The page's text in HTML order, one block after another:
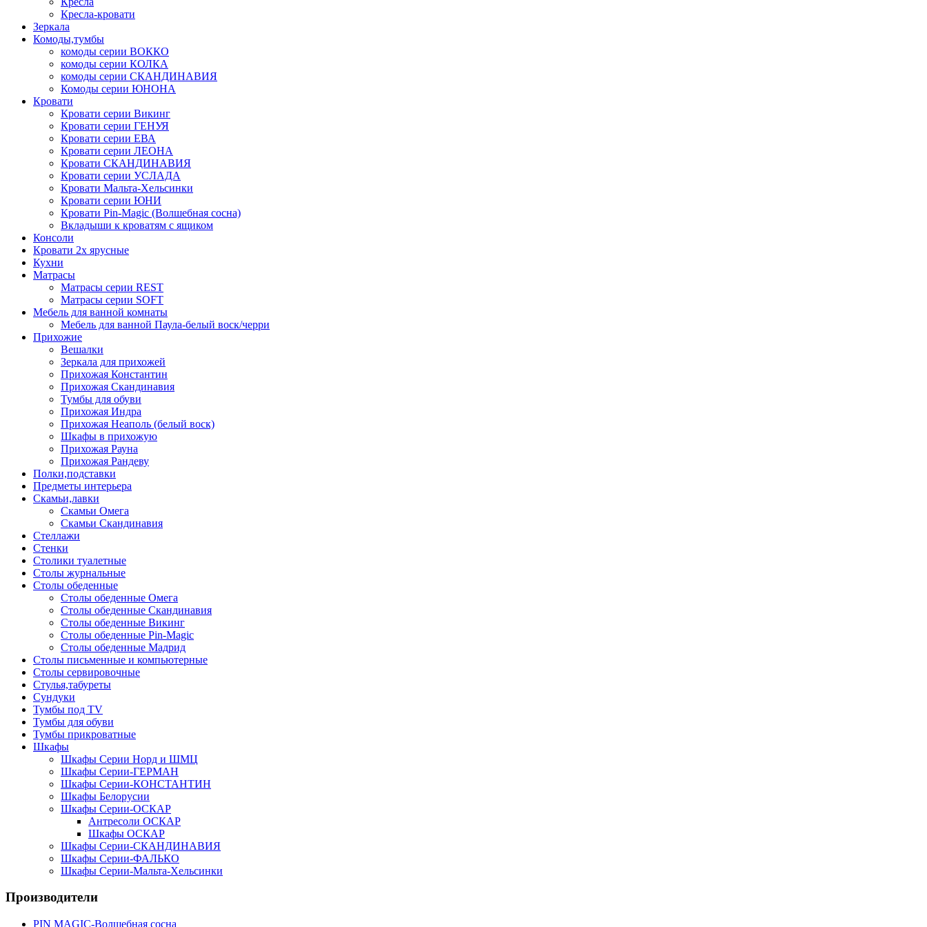
Кресла-кровати
Зеркала
Комоды,тумбы
комоды серии ВОККО
комоды серии КОЛКА
комоды серии СКАНДИНАВИЯ
Комоды серии ЮНОНА
Кровати
Кровати серии Викинг
Кровати серии ГЕНУЯ
Кровати серии ЕВА
Кровати серии ЛЕОНА
Кровати СКАНДИНАВИЯ
Кровати серии УСЛАДА
Кровати Мальта-Хельсинки
Кровати серии ЮНИ
Кровати Pin-Magic (Волшебная сосна)
Вкладыши к кроватям с ящиком
Консоли
Кровати 2х ярусные
Кухни
Матрасы
Матрасы серии REST
Матрасы серии SOFT
Мебель для ванной комнаты
Мебель для ванной Паула-белый воск/черри
Прихожие
Вешалки
Зеркала для прихожей
Прихожая Константин
Прихожая Скандинавия
Тумбы для обуви
Прихожая Индра
Прихожая Неаполь (белый воск)
Шкафы в прихожую
Прихожая Рауна
Прихожая Рандеву
Полки,подставки
Предметы интерьера
Скамьи,лавки
Скамьи Омега
Скамьи Скандинавия
Стеллажи
Стенки
Столики туалетные
Столы журнальные
Столы обеденные
Столы обеденные Омега
Столы обеденные Скандинавия
Столы обеденные Викинг
Столы обеденные Pin-Magic
Столы обеденные Мадрид
Столы письменные и компьютерные
Столы сервировочные
Стулья,табуреты
Сундуки
Тумбы под TV
Тумбы для обуви
Тумбы прикроватные
Шкафы
Шкафы Серии Норд и ШМЦ
Шкафы Серии-ГЕРМАН
Шкафы Серии-КОНСТАНТИН
Шкафы Белорусии
Шкафы Серии-ОСКАР
Антресоли ОСКАР
Шкафы ОСКАР
Шкафы Серии-СКАНДИНАВИЯ
Шкафы Серии-ФАЛЬКО
Шкафы Серии-Мальта-Хельсинки
Производители
PIN MAGIС-Волшебная сосна